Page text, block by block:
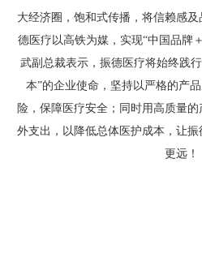
大经济圈，饱和式传播，将信赖感
德医疗以高铁为媒，实现“中国品牌
武副总裁表示，振德医疗将始终践
本”的企业使命，坚持以严格的产
险，保障医疗安全；同时用高质量
外支出，以降低总体医护成本，让振
更远！